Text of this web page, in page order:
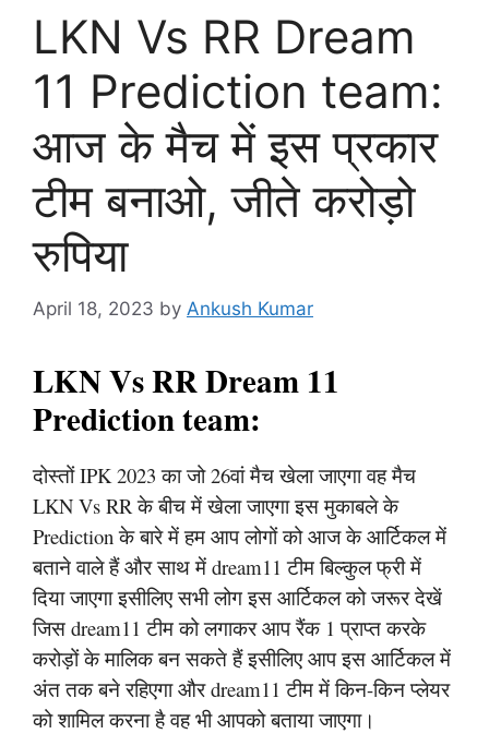
LKN Vs RR Dream
11 Prediction team:
आज के मैच में इस प्रकार
टीम बनाओ, जीते करोड़ो
रुपिया
April 18, 2023 by Ankush Kumar
LKN Vs RR Dream 11
Prediction team:
दोस्तों IPK 2023 का जो 26वां मैच खेला जाएगा वह मैच
LKN Vs RR के बीच में खेला जाएगा इस मुकाबले के
Prediction के बारे में हम आप लोगों को आज के आर्टिकल में
बताने वाले हैं और साथ में dream11 टीम बिल्कुल फ्री में
दिया जाएगा इसीलिए सभी लोग इस आर्टिकल को जरूर देखें
जिस dream11 टीम को लगाकर आप रैंक 1 प्राप्त करके
करोड़ों के मालिक बन सकते हैं इसीलिए आप इस आर्टिकल में
अंत तक बने रहिएगा और dream11 टीम में किन-किन प्लेयर
को शामिल करना है वह भी आपको बताया जाएगा।